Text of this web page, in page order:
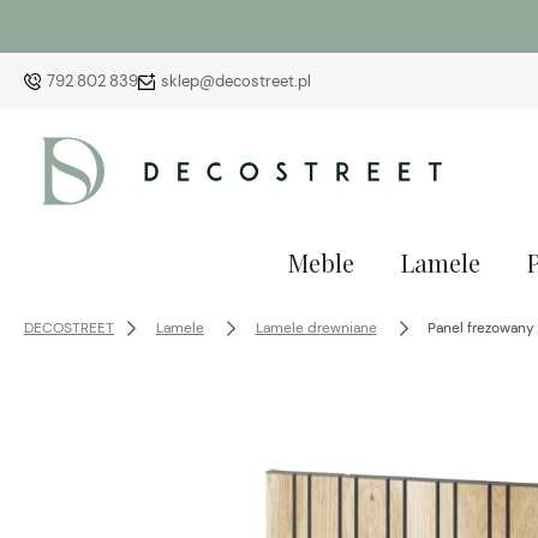
792 802 839 sklep@decostreet.pl
Meble Lamele
DECOSTREET Lamele Lamele drewniane Panel